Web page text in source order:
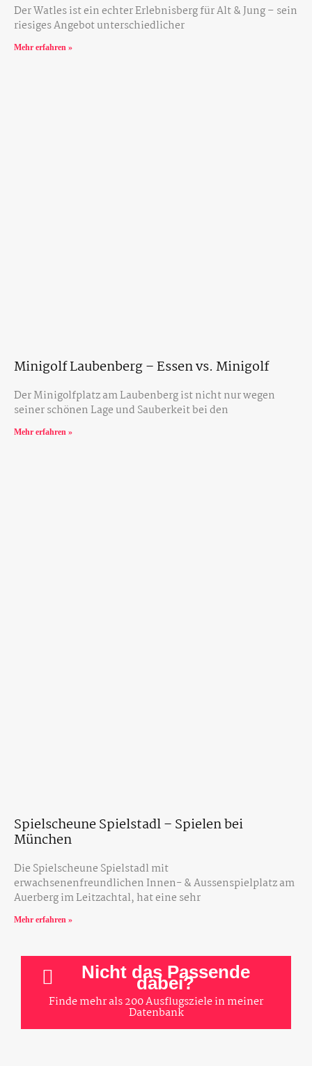
Der Watles ist ein echter Erlebnisberg für Alt & Jung – sein
riesiges Angebot unterschiedlicher
Mehr erfahren »
Minigolf Laubenberg – Essen vs. Minigolf
Der Minigolfplatz am Laubenberg ist nicht nur wegen
seiner schönen Lage und Sauberkeit bei den
Mehr erfahren »
Spielscheune Spielstadl – Spielen bei
München
Die Spielscheune Spielstadl mit
erwachsenenfreundlichen Innen- & Aussenspielplatz am
Auerberg im Leitzachtal, hat eine sehr
Mehr erfahren »
Nicht das Passende
dabei?
Finde mehr als 200 Ausflugsziele in meiner
Datenbank